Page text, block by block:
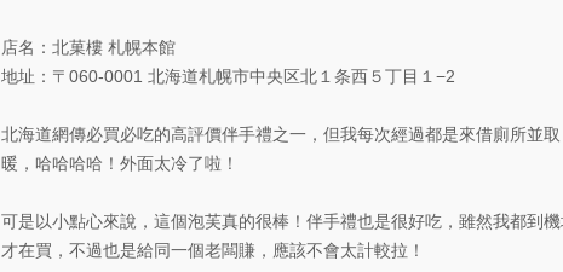
店名：北菓樓 札幌本館
地址：〒060-0001 北海道札幌市中央区北１条西５丁目１−2
北海道網傳必買必吃的高評價伴手禮之一，但我每次經過都是來借廁所並取
暖，哈哈哈哈！外面太冷了啦！
可是以小點心來說，這個泡芙真的很棒！伴手禮也是很好吃，雖然我都到
才在買，不過也是給同一個老闆賺，應該不會太計較拉！